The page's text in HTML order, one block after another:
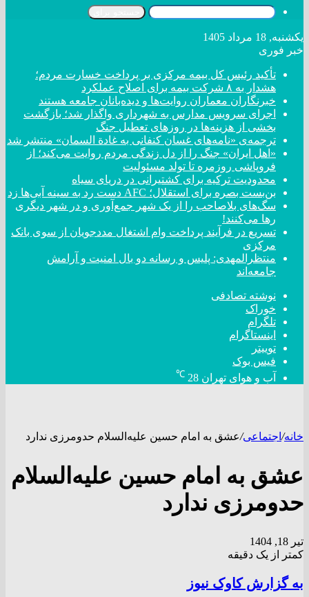
یکشنبه, 18 مرداد 1405
خبر فوری
تأکید رئیس کل بیمه مرکزی بر پرداخت خسارت مردم؛
هشدار به ۸ شرکت‌ بیمه برای اصلاح عملکرد
خبرنگاران معماران روایت‌ها و دیده‌بانان جامعه هستند
اجرای سرویس مدارس به شهرداری واگذار شد؛ بازگشت
بخشی از هزینه‌ها در روزهای تعطیل جنگ
ترجمه‌ی «نامه‌های غسان کنفانی به غادة السمان» منتشر شد
«اهل ایران» جنگ را از دل زندگی مردم روایت می‌کند؛ از
فروپاشی روزمره تا تولد مسئولیت
محدودیت ترکیه برای کشتیرانی در دریای سیاه
بن‌بست بصره برای استقلال؛ AFC دست رد به سینه آبی‌ها زد
سگ‌های بلاصاحب را از یک شهر جمع‌آوری و در شهر دیگری
رها می‌کنند!
تسریع در فرآیند پرداخت وام اشتغال مددجویان از سوی بانک
مرکزی
منتظرالمهدی: پلیس و رسانه دو بال امنیت و آرامش
جامعه‌اند
نوشته تصادفی
خوراک
تلگرام
اینستاگرام
توییتر
فیس بوک
آب و هوای تهران 28
℃
خانه/ اجتماعی/عشق به امام حسین علیه‌السلام حدومرزی ندارد
عشق به امام حسین علیه‌السلام
حدومرزی ندارد
تیر 18, 1404
کمتر از یک دقیقه
به گزارش کاوک نیوز